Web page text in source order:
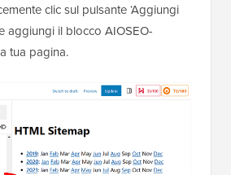
clic sul pulsante ‘Aggiungi
aggiungi il blocco AIOSEO-
tua pagina.